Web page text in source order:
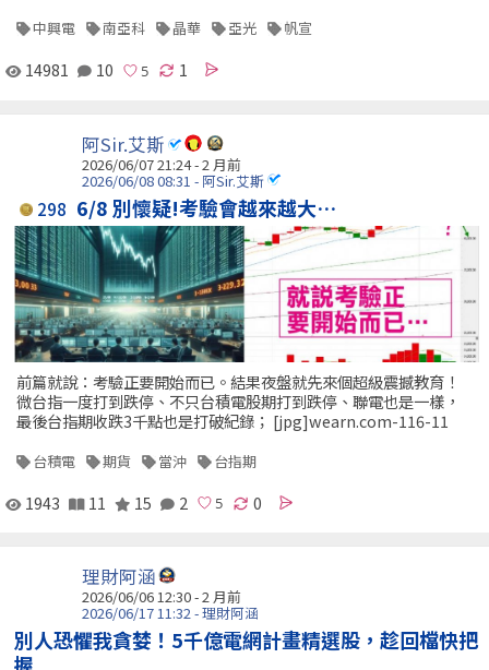
中興電 南亞科 晶華 亞光 帆宣
14981 10 1
阿Sir.艾斯
2026/06/07 21:24 - 2 月前
2026/06/08 08:31 - 阿Sir.艾斯
298 6/8 別懷疑!考驗會越來越大…
前篇就說：考驗正要開始而已。結果夜盤就先來個超級震撼教育！
微台指一度打到跌停、不只台積電股期打到跌停、聯電也是一樣，
最後台指期收跌3千點也是打破紀錄； [jpg]wearn.com-116-11
台積電 期貨 當沖 台指期
1943 11 15 2 0
理財阿涵
2026/06/06 12:30 - 2 月前
2026/06/17 11:32 - 理財阿涵
別人恐懼我貪婪！5千億電網計畫精選股，趁回檔快把